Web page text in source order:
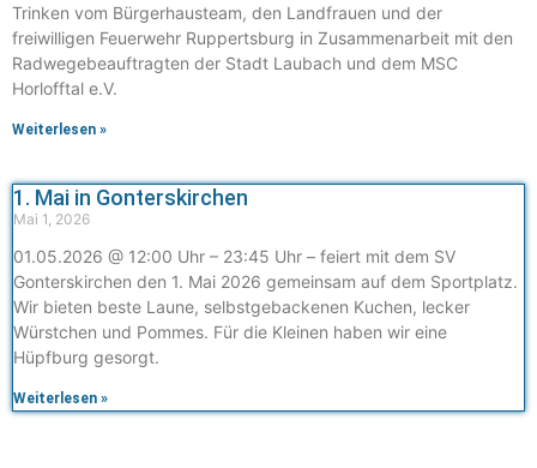
Trinken vom Bürgerhausteam, den Landfrauen und der
freiwilligen Feuerwehr Ruppertsburg in Zusammenarbeit mit den
Radwegebeauftragten der Stadt Laubach und dem MSC
Horlofftal e.V.
Weiterlesen »
1. Mai in Gonterskirchen
Mai 1, 2026
01.05.2026 @ 12:00 Uhr – 23:45 Uhr – feiert mit dem SV
Gonterskirchen den 1. Mai 2026 gemeinsam auf dem Sportplatz.
Wir bieten beste Laune, selbstgebackenen Kuchen, lecker
Würstchen und Pommes. Für die Kleinen haben wir eine
Hüpfburg gesorgt.
Weiterlesen »